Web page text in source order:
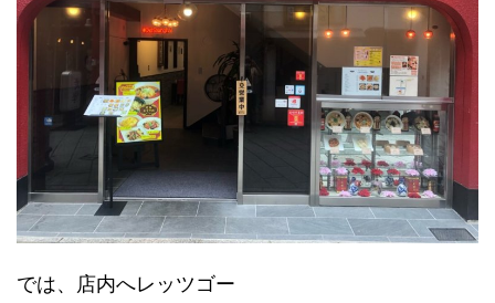
では、店内へレッツゴー